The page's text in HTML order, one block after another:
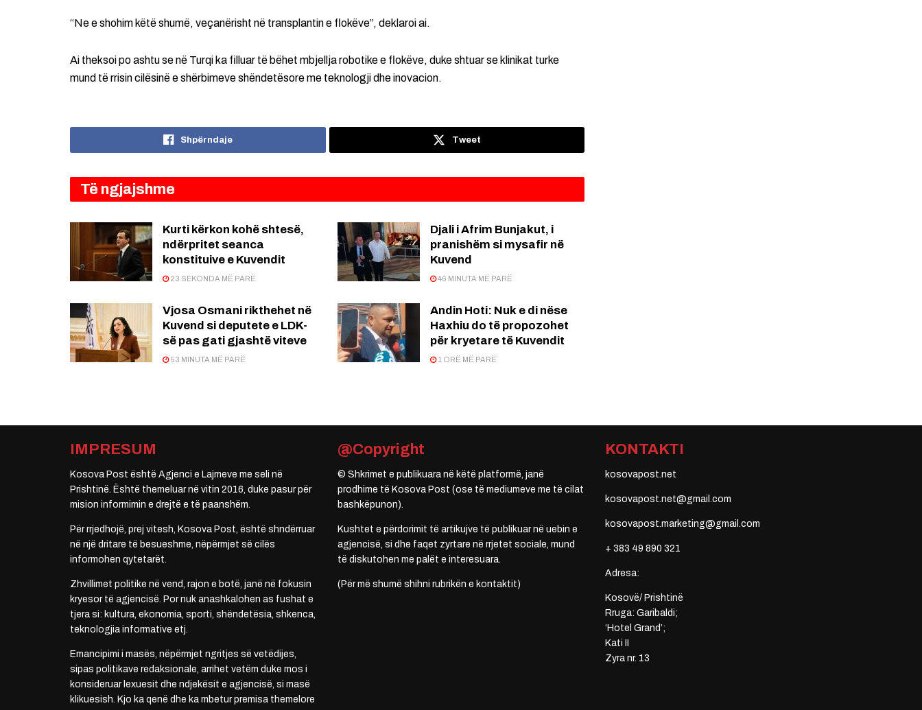
“Ne e shohim këtë shumë, veçanërisht në transplantin e flokëve”, deklaroi ai.
Ai theksoi po ashtu se në Turqi ka filluar të bëhet mbjellja robotike e flokëve, duke shtuar se klinikat turke
mund të rrisin cilësinë e shërbimeve shëndetësore me teknologji dhe inovacion.
Shpërndaje Tweet
Të ngjajshme
Kurti kërkon kohë shtesë,
ndërpritet seanca
konstituive e Kuvendit
23 SEKONDA MË PARË
Djali i Afrim Bunjakut, i
pranishëm si mysafir në
Kuvend
46 MINUTA MË PARË
Vjosa Osmani rikthehet në
Kuvend si deputete e LDK-
së pas gati gjashtë viteve
53 MINUTA MË PARË
Andin Hoti: Nuk e di nëse
Haxhiu do të propozohet
për kryetare të Kuvendit
1 ORË MË PARË
IMPRESUM
Kosova Post është Agjenci e Lajmeve me seli në
Prishtinë. Është themeluar në vitin 2016, duke pasur për
mision informimin e drejtë e të paanshëm.
Për rrjedhojë, prej vitesh, Kosova Post, është shndërruar
në një dritare të besueshme, nëpërmjet së cilës
informohen qytetarët.
Zhvillimet politike në vend, rajon e botë, janë në fokusin
kryesor të agjencisë. Por nuk anashkalohen as fushat e
tjera si: kultura, ekonomia, sporti, shëndetësia, shkenca,
teknologjia informative etj.
Emancipimi i masës, nëpërmjet ngritjes së vetëdijes,
sipas politikave redaksionale, arrihet vetëm duke mos i
konsideruar lexuesit dhe ndjekësit e agjencisë, si masë
klikuesish. Kjo ka qenë dhe ka mbetur premisa themelore
@Copyright
© Shkrimet e publikuara në këtë platformë, janë
prodhime të Kosova Post (ose të mediumeve me të cilat
bashkëpunon).
Kushtet e përdorimit të artikujve të publikuar në uebin e
agjencisë, si dhe faqet zyrtare në rrjetet sociale, mund
të diskutohen me palët e interesuara.
(Për më shumë shihni rubrikën e kontaktit)
KONTAKTI
kosovapost.net
kosovapost.net@gmail.com
kosovapost.marketing@gmail.com
+ 383 49 890 321
Adresa:
Kosovë/ Prishtinë
Rruga: Garibaldi;
‘Hotel Grand’;
Kati II
Zyra nr. 13